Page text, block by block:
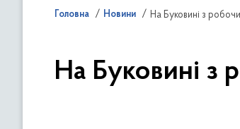
Головна Новини На Буковині з
На Буковині з